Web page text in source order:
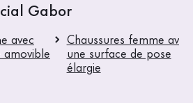
Gabor
avec
amovible
Chaussures femme avec
une surface de pose
élargie